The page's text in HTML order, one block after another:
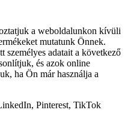
a weboldalunkon kívüli
mutatunk Önnek.
személyes adatait a következő
és azok online
ha Ön már használja a
Pinterest, TikTok